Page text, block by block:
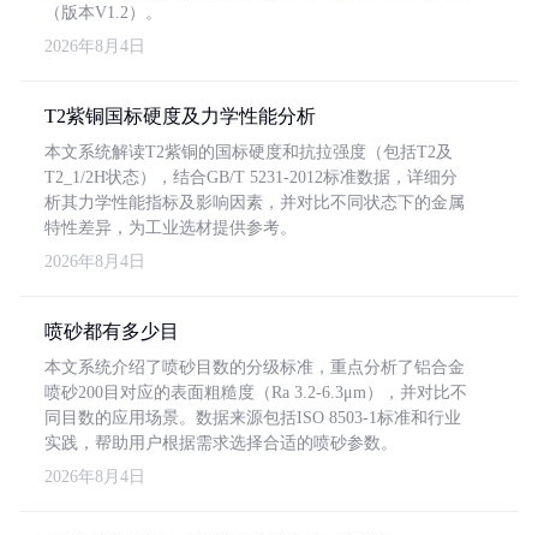
（版本V1.2）。
2026年8月4日
T2紫铜国标硬度及力学性能分析
本文系统解读T2紫铜的国标硬度和抗拉强度（包括T2及
T2_1/2H状态），结合GB/T 5231-2012标准数据，详细分
析其力学性能指标及影响因素，并对比不同状态下的金属
特性差异，为工业选材提供参考。
2026年8月4日
喷砂都有多少目
本文系统介绍了喷砂目数的分级标准，重点分析了铝合金
喷砂200目对应的表面粗糙度（Ra 3.2-6.3μm），并对比不
同目数的应用场景。数据来源包括ISO 8503-1标准和行业
实践，帮助用户根据需求选择合适的喷砂参数。
2026年8月4日